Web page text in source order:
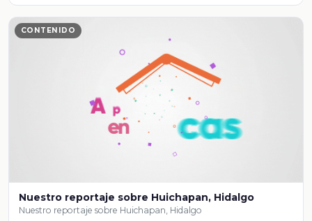
CONTENIDO
Nuestro reportaje sobre Huichapan, Hidalgo
Nuestro reportaje sobre Huichapan, Hidalgo